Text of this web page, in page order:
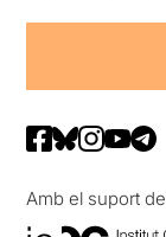
Amb el suport de